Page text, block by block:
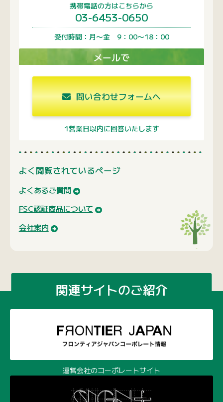
携帯電話の方はこちらから
03-6453-0650
受付時間：月〜金 9：00〜18：00
メールで
問い合わせフォームへ
1営業日以内に回答いたします
よく閲覧されているページ
よくあるご質問
FSC認証商品について
会社案内
関連サイトのご紹介
運営会社のコーポレートサイト